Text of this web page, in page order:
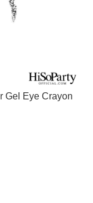
Gel Eye Crayon